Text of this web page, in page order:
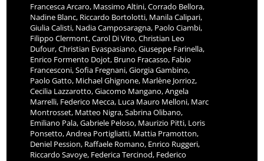
Francesca Arcaro, Massimo Altini, Corrado Bellora,
Nadine Blanc, Riccardo Bortolotti, Manila Calipari,
Giulia Calisti, Nadia Camposaragna, Paolo Ciambi,
Filippo Clermont, Carol Di Vito, Christian Leo
Dufour, Christian Evaspasiano, Giuseppe Farinella,
Enrico Formento Dojot, Bruno Fracasso, Fabio
Francesconi, Sofia Fregnani, Giorgia Gambino,
Paolo Gatto, Michael Ghignone, Marlène Jorrioz,
Cecilia Lazzarotto, Giacomo Mangano, Angela
Marrelli, Federico Mecca, Luca Mauro Melloni, Marc
Montrosset, Matteo Nigra, Sabrina Olibano,
Emiliano Pala, Gabriele Peloso, Maurizio Pitti, Loris
Ponsetto, Andrea Portigliatti, Mattia Pramotton,
Deniel Pession, Raffaele Romano, Enrico Ruggeri,
Riccardo Savoye, Federica Tercinod, Federico